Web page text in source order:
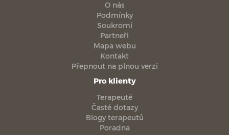
O nás
Podmínky
Soukromí
Partneři
Mapa webu
Kontakt
Přepnout na plnou verzi
Pro klienty
Terapeuté
Časté dotazy
Blogy terapeutů
Poradna